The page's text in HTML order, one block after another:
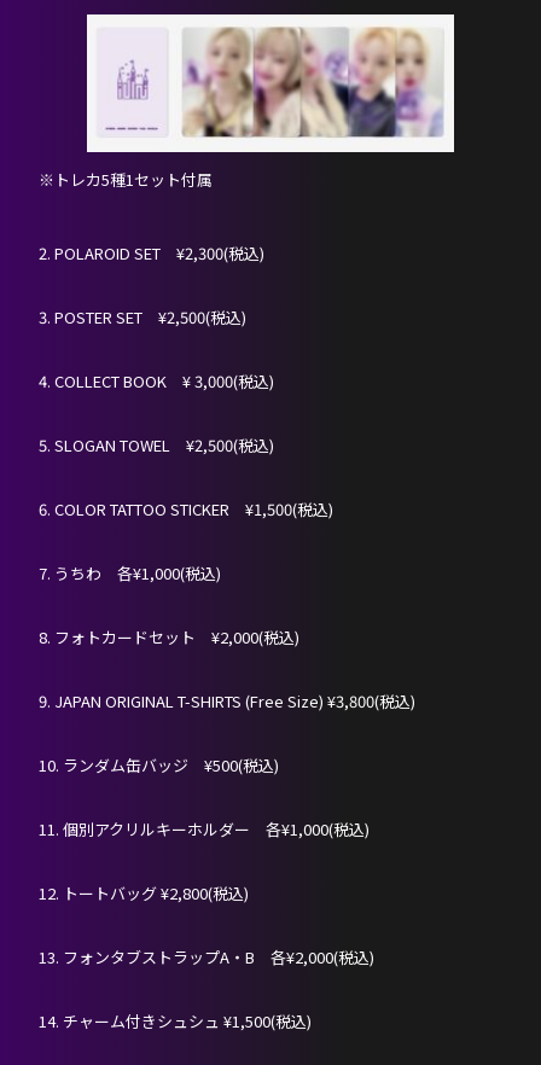
※トレカ5種1セット付属
2. POLAROID SET ¥2,300(税込)
3. POSTER SET ¥2,500(税込)
4. COLLECT BOOK ¥ 3,000(税込)
5. SLOGAN TOWEL ¥2,500(税込)
6. COLOR TATTOO STICKER ¥1,500(税込)
7. うちわ 各¥1,000(税込)
8. フォトカードセット ¥2,000(税込)
9. JAPAN ORIGINAL T-SHIRTS (Free Size) ¥3,800(税込)
10. ランダム缶バッジ ¥500(税込)
11. 個別アクリルキーホルダー 各¥1,000(税込)
12. トートバッグ ¥2,800(税込)
13. フォンタブストラップA・B 各¥2,000(税込)
14. チャーム付きシュシュ ¥1,500(税込)